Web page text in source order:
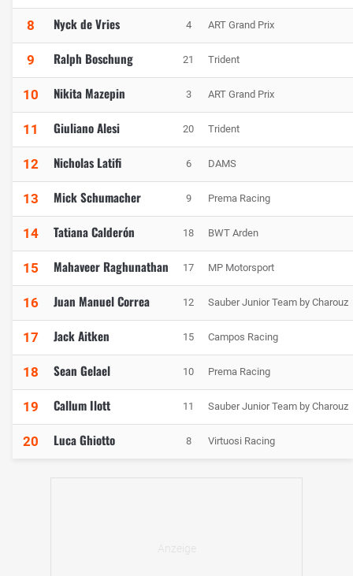
8 Nyck de Vries 4 ART Grand Prix
9 Ralph Boschung 21 Trident
10 Nikita Mazepin 3 ART Grand Prix
11 Giuliano Alesi 20 Trident
12 Nicholas Latifi 6 DAMS
13 Mick Schumacher 9 Prema Racing
14 Tatiana Calderón 18 BWT Arden
15 Mahaveer Raghunathan 17 MP Motorsport
16 Juan Manuel Correa 12 Sauber Junior Team by Charouz
17 Jack Aitken 15 Campos Racing
18 Sean Gelael 10 Prema Racing
19 Callum Ilott 11 Sauber Junior Team by Charouz
20 Luca Ghiotto 8 Virtuosi Racing